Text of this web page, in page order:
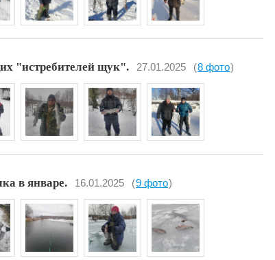
"истребителей щук". 27.01.2025 (8 фото)
в январе. 16.01.2025 (9 фото)